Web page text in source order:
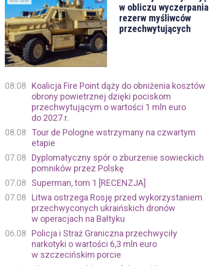
w obliczu wyczerpania
rezerw myśliwców
przechwytujących
08.08
Koalicja Fire Point dąży do obniżenia kosztów
obrony powietrznej dzięki pociskom
przechwytującym o wartości 1 mln euro
do 2027 r.
08.08
Tour de Pologne wstrzymany na czwartym
etapie
07.08
Dyplomatyczny spór o zburzenie sowieckich
pomników przez Polskę
07.08
Superman, tom 1 [RECENZJA]
07.08
Litwa ostrzega Rosję przed wykorzystaniem
przechwyconych ukraińskich dronów
w operacjach na Bałtyku
06.08
Policja i Straż Graniczna przechwyciły
narkotyki o wartości 6,3 mln euro
w szczecińskim porcie